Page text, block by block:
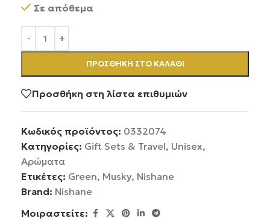
Σε απόθεμα
ΠΡΟΣΘΉΚΗ ΣΤΟ ΚΑΛΆΘΙ
Προσθήκη στη λίστα επιθυμιών
Κωδικός προϊόντος: 0332074
Κατηγορίες: Gift Sets & Travel, Unisex,
Αρώματα
Ετικέτες: Green, Musky, Nishane
Brand: Nishane
Μοιραστείτε: